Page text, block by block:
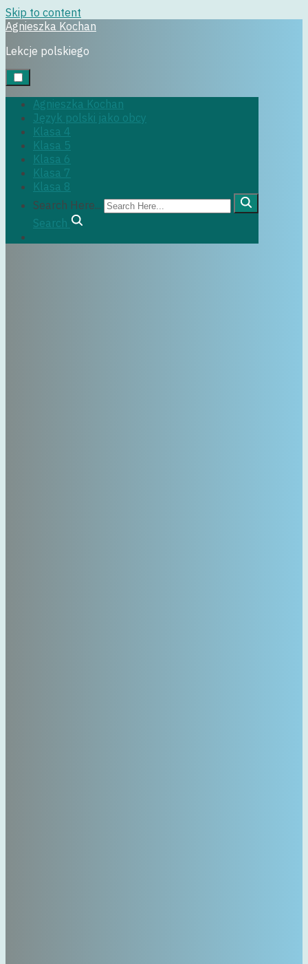
Skip to content
Agnieszka Kochan
Lekcje polskiego
Agnieszka Kochan
Język polski jako obcy
Klasa 4
Klasa 5
Klasa 6
Klasa 7
Klasa 8
Search Here...
Search
klasa6